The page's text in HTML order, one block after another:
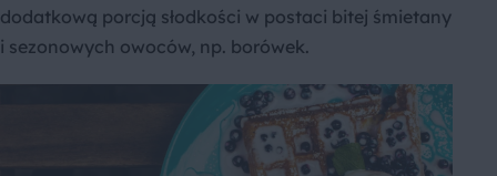
dodatkową porcją słodkości w postaci bitej śmietany
i sezonowych owoców, np. borówek.